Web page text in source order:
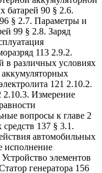
батарей 90 § 2.6.
§ 2.7. Параметры и
99 § 2.8. Заряд
113 2.9.2.
в различных условиях
121 2.10.2.
2.10.3. Измерение
вопросы к главе 2
137 § 3.1.
автомобильных
исполнение
элементов
генератора 156